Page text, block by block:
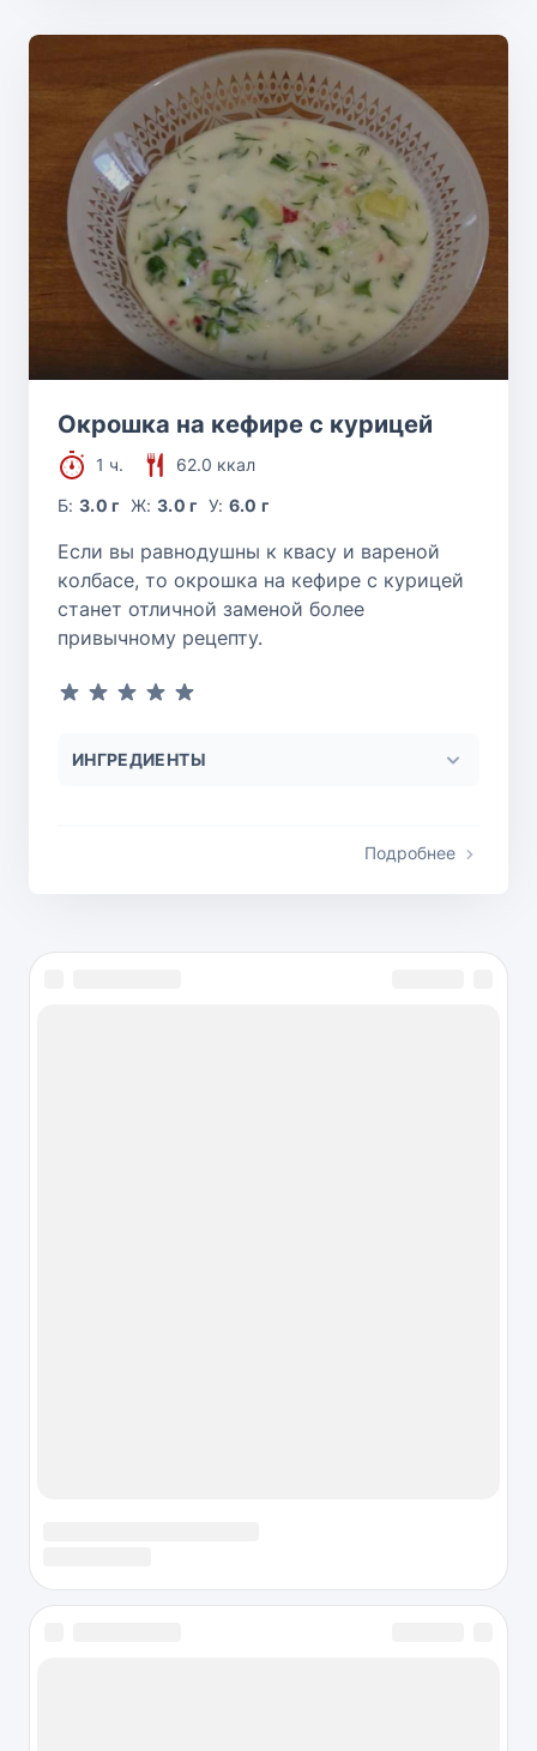
Окрошка на кефире с курицей
1 ч.
62.0 ккал
Б:3.0 г Ж: 3.0 г У: 6.0 г
Если вы равнодушны к квасу и вареной
колбасе, то окрошка на кефире с курицей
станет отличной заменой более
привычному рецепту.
ИНГРЕДИЕНТЫ
Подробнее